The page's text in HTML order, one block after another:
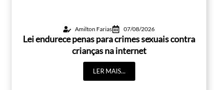
Amilton Farias 07/08/2026
Lei endurece penas para crimes sexuais contra
crianças na internet
LER MAIS...